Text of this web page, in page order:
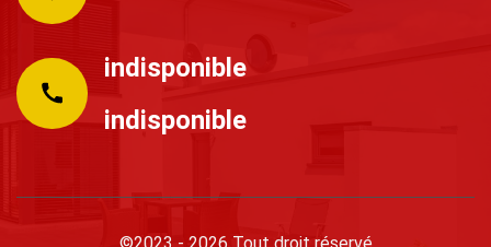
indisponible
indisponible
©2023 - 2026 Tout droit réservé